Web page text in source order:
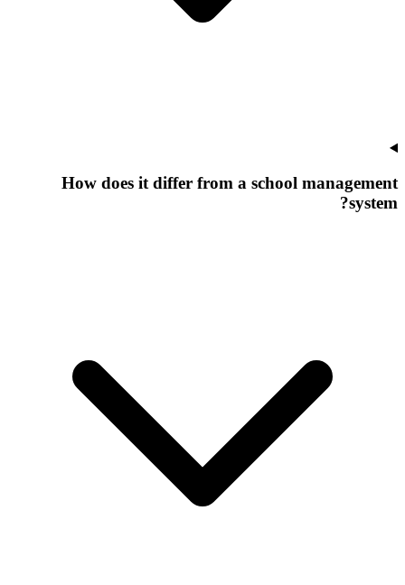
How does it differ from a school management
system?